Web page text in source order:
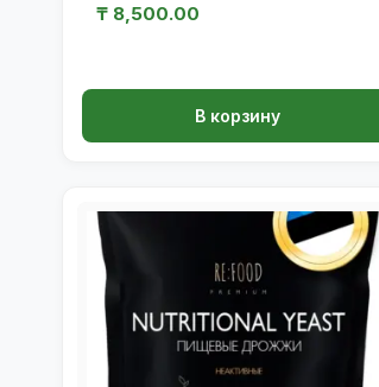
₸ 8,500.00
В корзину